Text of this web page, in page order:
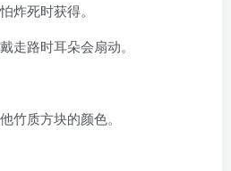
炸死时获得。
走路时耳朵会扇动。
竹质方块的颜色。